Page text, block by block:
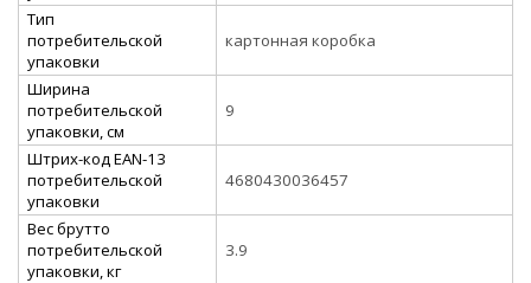
Тип
потребительской
упаковки
картонная коробка
Ширина
потребительской
упаковки, см
9
Штрих-код EAN-13
потребительской
упаковки
4680430036457
Вес брутто
потребительской
упаковки, кг
3.9